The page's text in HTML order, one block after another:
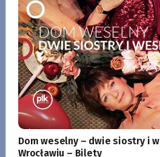
Dom weselny – dwie siostry i
Wrocławiu – Bilety